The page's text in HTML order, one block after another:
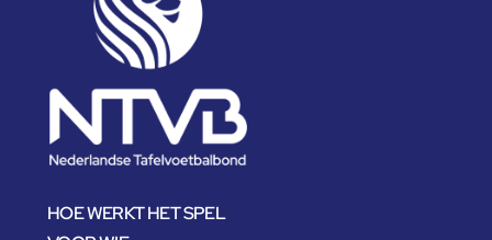
HOE WERKT HET SPEL